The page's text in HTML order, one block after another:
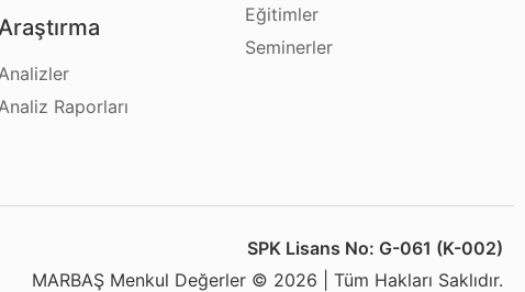
Araştırma
Analizler
Analiz Raporları
Eğitimler
Seminerler
SPK Lisans No: G-061 (K-002)
MARBAŞ Menkul Değerler © 2026 | Tüm Hakları Saklıdır.